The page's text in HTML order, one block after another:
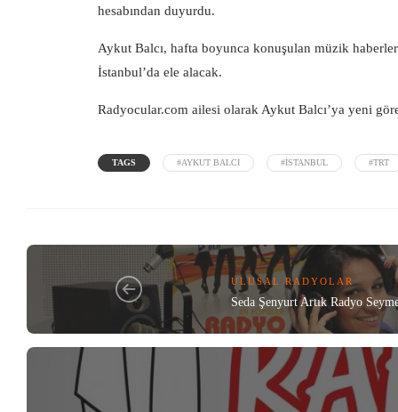
hesabından duyurdu.
Aykut Balcı, hafta boyunca konuşulan müzik
İstanbul’da ele alacak.
Radyocular.com ailesi olarak Aykut Balcı’ya yeni
TAGS #AYKUT BALCI #İSTANBUL #TRT
ULUSAL RADYOLAR
Seda Şenyurt Artık Radyo